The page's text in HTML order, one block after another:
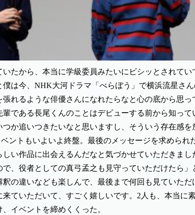
いたから、本当に学級委員みたいにビシッとされて
は今、NHK大河ドラマ「べらぼう」で横浜流星さ
れるような俳優さんになれたらなと心の底から思
である長尾くんのことはデビューする前から知っ
か追いつきたいなと思いますし、そういう存在感
ントもいよいよ終盤。最後のメッセージを求めら
い作品に出会えるんだなと気づかせていただきま
、役者としての真弓孟之も見守っていただけたら
の違いなども楽しんで、最後まで何回も見ていただ
来ていただいて、すごく嬉しいです。2人も、本当に
イベントを締めくくった。